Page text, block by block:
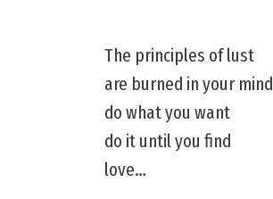
The principles of lust
are burned in your mind
do what you want
do it until you find
love…